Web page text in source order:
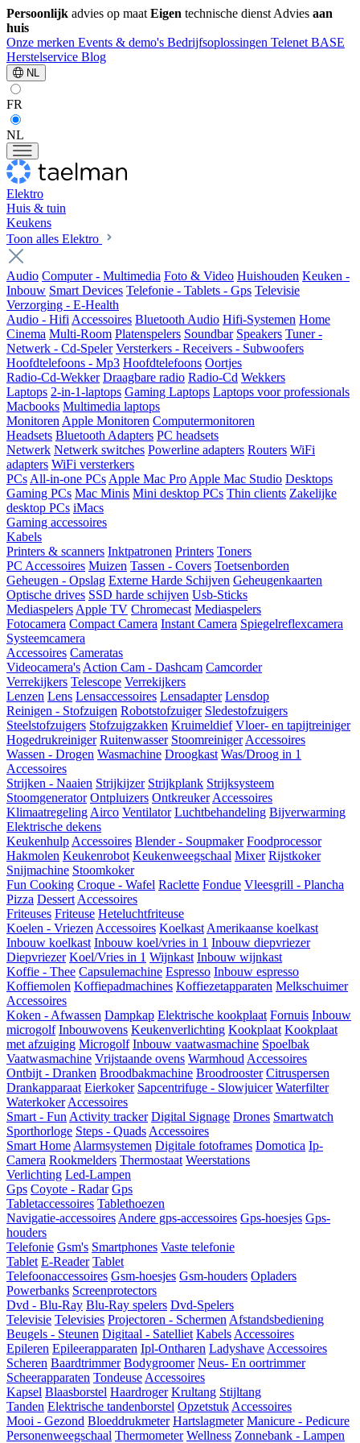
Persoonlijk advies op maat Eigen technische dienst Advies aan
huis
Onze merken Events & demo's Bedrijfsoplossingen Telenet BASE
Herstelservice Blog
NL
FR
NL
Elektro
Huis & tuin
Keukens
Toon alles Elektro
Audio Computer - Multimedia Foto & Video Huishouden Keuken -
Inbouw Smart Devices Telefonie - Tablets - Gps Televisie
Verzorging - E-Health
Audio - Hifi Accessoires Bluetooth Audio Hifi-Systemen Home
Cinema Multi-Room Platenspelers Soundbar Speakers Tuner -
Netwerk - Cd-Speler Versterkers - Receivers - Subwoofers
Hoofdtelefoons - Mp3 Hoofdtelefoons Oortjes
Radio-Cd-Wekker Draagbare radio Radio-Cd Wekkers
Laptops 2-in-1-laptops Gaming Laptops Laptops voor professionals
Macbooks Multimedia laptops
Monitoren Apple Monitoren Computermonitoren
Headsets Bluetooth Adapters PC headsets
Netwerk Netwerk switches Powerline adapters Routers WiFi
adapters WiFi versterkers
PCs All-in-one PCs Apple Mac Pro Apple Mac Studio Desktops
Gaming PCs Mac Minis Mini desktop PCs Thin clients Zakelijke
desktop PCs iMacs
Gaming accessoires
Kabels
Printers & scanners Inktpatronen Printers Toners
PC Accessoires Muizen Tassen - Covers Toetsenborden
Geheugen - Opslag Externe Harde Schijven Geheugenkaarten
Optische drives SSD harde schijven Usb-Sticks
Mediaspelers Apple TV Chromecast Mediaspelers
Fotocamera Compact Camera Instant Camera Spiegelreflexcamera
Systeemcamera
Accessoires Cameratas
Videocamera's Action Cam - Dashcam Camcorder
Verrekijkers Telescope Verrekijkers
Lenzen Lens Lensaccessoires Lensadapter Lensdop
Reinigen - Stofzuigen Robotstofzuiger Sledestofzuigers
Steelstofzuigers Stofzuigzakken Kruimeldief Vloer- en tapijtreiniger
Hogedrukreiniger Ruitenwasser Stoomreiniger Accessoires
Wassen - Drogen Wasmachine Droogkast Was/Droog in 1
Accessoires
Strijken - Naaien Strijkijzer Strijkplank Strijksysteem
Stoomgenerator Ontpluizers Ontkreuker Accessoires
Klimaatregeling Airco Ventilator Luchtbehandeling Bijverwarming
Elektrische dekens
Keukenhulp Accessoires Blender - Soupmaker Foodprocessor
Hakmolen Keukenrobot Keukenweegschaal Mixer Rijstkoker
Snijmachine Stoomkoker
Fun Cooking Croque - Wafel Raclette Fondue Vleesgrill - Plancha
Pizza Dessert Accessoires
Friteuses Friteuse Heteluchtfriteuse
Koelen - Vriezen Accessoires Koelkast Amerikaanse koelkast
Inbouw koelkast Inbouw koel/vries in 1 Inbouw diepvriezer
Diepvriezer Koel/Vries in 1 Wijnkast Inbouw wijnkast
Koffie - Thee Capsulemachine Espresso Inbouw espresso
Koffiemolen Koffiepadmachines Koffiezetapparaten Melkschuimer
Accessoires
Koken - Afwassen Dampkap Elektrische kookplaat Fornuis Inbouw
microgolf Inbouwovens Keukenverlichting Kookplaat Kookplaat
met afzuiging Microgolf Inbouw vaatwasmachine Spoelbak
Vaatwasmachine Vrijstaande ovens Warmhoud Accessoires
Ontbijt - Dranken Broodbakmachine Broodrooster Citruspersen
Drankapparaat Eierkoker Sapcentrifuge - Slowjuicer Waterfilter
Waterkoker Accessoires
Smart - Fun Activity tracker Digital Signage Drones Smartwatch
Sporthorloge Steps - Quads Accessoires
Smart Home Alarmsystemen Digitale fotoframes Domotica Ip-
Camera Rookmelders Thermostaat Weerstations
Verlichting Led-Lampen
Gps Coyote - Radar Gps
Tabletaccessoires Tablethoezen
Navigatie-accessoires Andere gps-accessoires Gps-hoesjes Gps-
houders
Telefonie Gsm's Smartphones Vaste telefonie
Tablet E-Reader Tablet
Telefoonaccessoires Gsm-hoesjes Gsm-houders Opladers
Powerbanks Screenprotectors
Dvd - Blu-Ray Blu-Ray spelers Dvd-Spelers
Televisie Televisies Projectoren - Schermen Afstandsbediening
Beugels - Steunen Digitaal - Satelliet Kabels Accessoires
Epileren Epileerapparaten Ipl-Ontharen Ladyshave Accessoires
Scheren Baardtrimmer Bodygroomer Neus- En oortrimmer
Scheerapparaten Tondeuse Accessoires
Kapsel Blaasborstel Haardroger Krultang Stijltang
Tanden Elektrische tandenborstel Opzetstuk Accessoires
Mooi - Gezond Bloeddrukmeter Hartslagmeter Manicure - Pedicure
Personenweegschaal Thermometer Wellness Zonnebank - Lampen